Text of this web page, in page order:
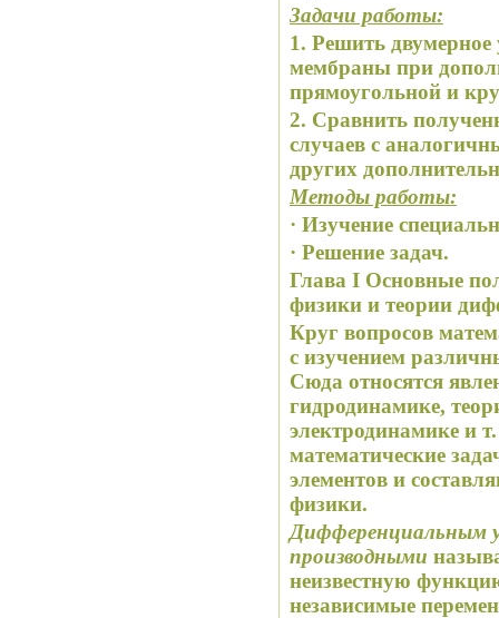
Задачи работы:
1. Решить двумерное
мембраны при
прямоугольной и
2. Сравнить
случаев с
других
Методы работы:
· Изучение
· Решение задач.
Глава I Основные
физики и теории
Круг вопросов
с изучением ра
Сюда относятся
гидродинамике,
электродинамике и
математические
элементов и
физики.
Дифференциальным
производными
неизвестную
независимые